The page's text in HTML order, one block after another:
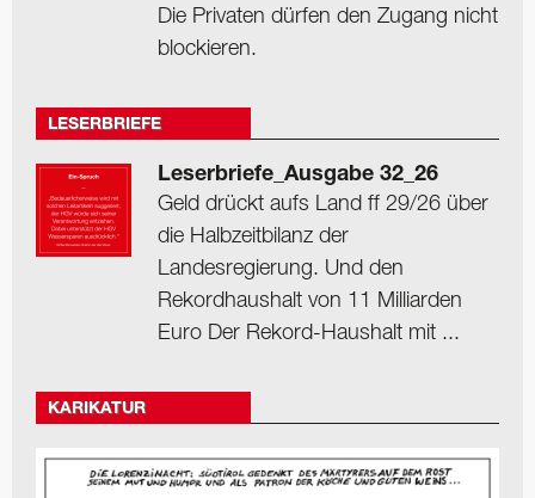
Die Privaten dürfen den Zugang nicht
blockieren.
LESERBRIEFE
Leserbriefe_Ausgabe 32_26
Geld drückt aufs Land ff 29/26 über
die Halbzeitbilanz der
Landesregierung. Und den
Rekordhaushalt von 11 Milliarden
Euro Der Rekord-Haushalt mit ...
KARIKATUR